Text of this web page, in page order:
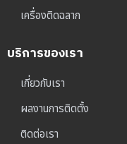
เครื่องติดฉลาก
บริการของเรา
เกี่ยวกับเรา
ผลงานการติดตั้ง
ติดต่อเรา